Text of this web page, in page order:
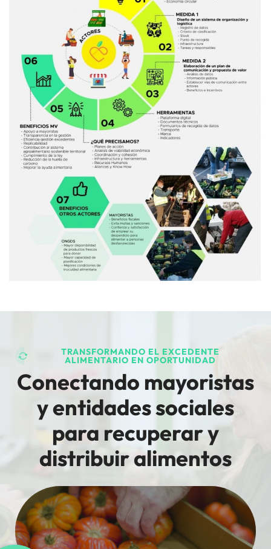
TRANSFORMANDO EL EXCEDENTE
ALIMENTARIO EN OPORTUNIDAD
Conectando mayoristas
y entidades sociales
para recuperar y
distribuir alimentos